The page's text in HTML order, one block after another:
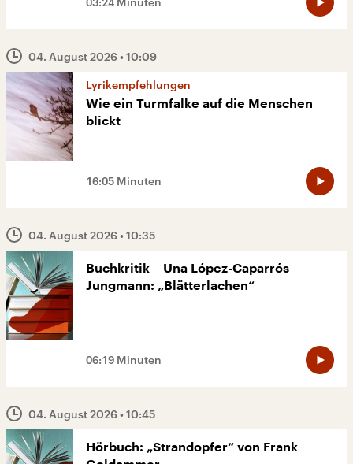
04. August 2026• 10:09
Lyrikempfehlungen
Wie ein Turmfalke auf die Menschen
blickt
16:05 Minuten
04. August 2026• 10:35
Buchkritik – Una López-Caparrós
Jungmann: „Blätterlachen“
06:19 Minuten
04. August 2026• 10:45
Hörbuch: „Strandopfer“ von Frank